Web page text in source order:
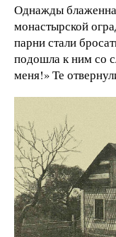
Однажды
монастырской
парни стали
подошла к ним со
меня!» Те